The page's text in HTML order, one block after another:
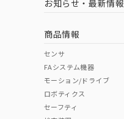
お知らせ・最新情報
商品情報
センサ
FAシステム機器
モーション/ドライブ
ロボティクス
セーフティ